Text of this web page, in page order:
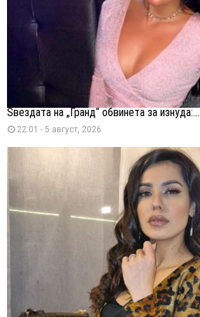
Ѕвездата на „Гранд“ обвинета за изнуда:...
22:01 - 5 август, 2026